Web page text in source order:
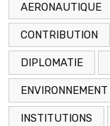
AERONAUTIQUE
CONTRIBUTION
DIPLOMATIE
ENVIRONNEMENT
INSTITUTIONS